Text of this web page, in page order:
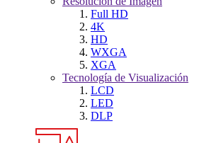
Full HD
4K
HD
WXGA
XGA
Tecnología de Visualización
LCD
LED
DLP